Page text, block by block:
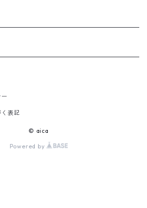
表記
© aica
Powered by